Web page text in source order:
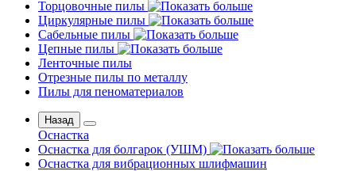
Торцовочные пилы
Циркулярные пилы
Сабельные пилы
Цепные пилы
Ленточные пилы
Отрезные пилы по металлу
Пилы для пеноматериалов
Назад
Оснастка
Оснастка для болгарок (УШМ)
Оснастка для вибрационных шлифмашин